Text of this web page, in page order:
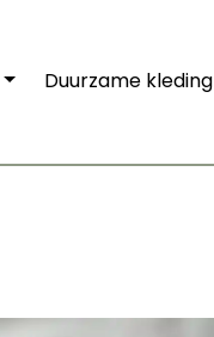
Duurzame kleding